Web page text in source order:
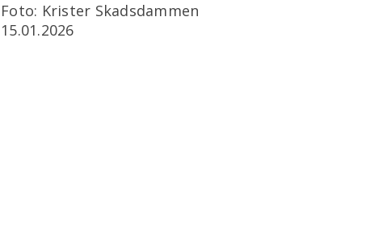
Foto: Krister Skadsdammen
15.01.2026